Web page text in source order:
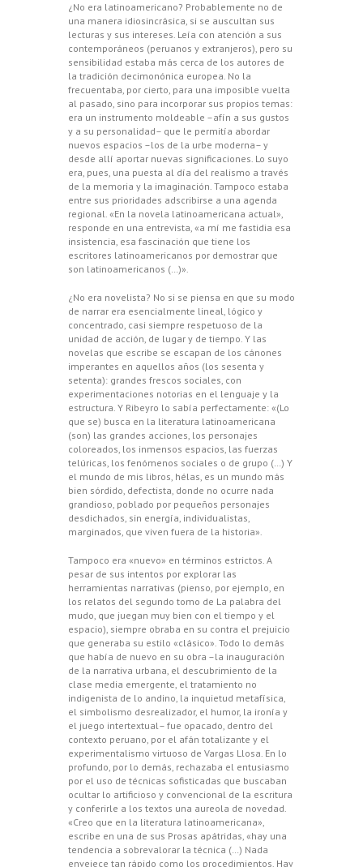
¿No era latinoamericano? Probablemente no de
una manera idiosincrásica, si se auscultan sus
lecturas y sus intereses. Leía con atención a sus
contemporáneos (peruanos y extranjeros), pero su
sensibilidad estaba más cerca de los autores de
la tradición decimonónica europea. No la
frecuentaba, por cierto, para una imposible vuelta
al pasado, sino para incorporar sus propios temas:
era un instrumento moldeable –afín a sus gustos
y a su personalidad– que le permitía abordar
nuevos espacios –los de la urbe moderna– y
desde allí aportar nuevas significaciones. Lo suyo
era, pues, una puesta al día del realismo a través
de la memoria y la imaginación. Tampoco estaba
entre sus prioridades adscribirse a una agenda
regional. «En la novela latinoamericana actual»,
responde en una entrevista, «a mí me fastidia esa
insistencia, esa fascinación que tiene los
escritores latinoamericanos por demostrar que
son latinoamericanos (…)».
¿No era novelista? No si se piensa en que su modo
de narrar era esencialmente lineal, lógico y
concentrado, casi siempre respetuoso de la
unidad de acción, de lugar y de tiempo. Y las
novelas que escribe se escapan de los cánones
imperantes en aquellos años (los sesenta y
setenta): grandes frescos sociales, con
experimentaciones notorias en el lenguaje y la
estructura. Y Ribeyro lo sabía perfectamente: «(Lo
que se) busca en la literatura latinoamericana
(son) las grandes acciones, los personajes
coloreados, los inmensos espacios, las fuerzas
telúricas, los fenómenos sociales o de grupo (…) Y
el mundo de mis libros, hélas, es un mundo más
bien sórdido, defectista, donde no ocurre nada
grandioso, poblado por pequeños personajes
desdichados, sin energía, individualistas,
marginados, que viven fuera de la historia».
Tampoco era «nuevo» en términos estrictos. A
pesar de sus intentos por explorar las
herramientas narrativas (pienso, por ejemplo, en
los relatos del segundo tomo de La palabra del
mudo, que juegan muy bien con el tiempo y el
espacio), siempre obraba en su contra el prejuicio
que generaba su estilo «clásico». Todo lo demás
que había de nuevo en su obra –la inauguración
de la narrativa urbana, el descubrimiento de la
clase media emergente, el tratamiento no
indigenista de lo andino, la inquietud metafísica,
el simbolismo desrealizador, el humor, la ironía y
el juego intertextual– fue opacado, dentro del
contexto peruano, por el afán totalizante y el
experimentalismo virtuoso de Vargas Llosa. En lo
profundo, por lo demás, rechazaba el entusiasmo
por el uso de técnicas sofisticadas que buscaban
ocultar lo artificioso y convencional de la escritura
y conferirle a los textos una aureola de novedad.
«Creo que en la literatura latinoamericana»,
escribe en una de sus Prosas apátridas, «hay una
tendencia a sobrevalorar la técnica (…) Nada
envejece tan rápido como los procedimientos. Hay